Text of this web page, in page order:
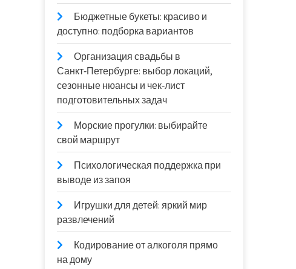
Бюджетные букеты: красиво и
доступно: подборка вариантов
Организация свадьбы в
Санкт‑Петербурге: выбор локаций,
сезонные нюансы и чек‑лист
подготовительных задач
Морские прогулки: выбирайте
свой маршрут
Психологическая поддержка при
выводе из запоя
Игрушки для детей: яркий мир
развлечений
Кодирование от алкоголя прямо
на дому